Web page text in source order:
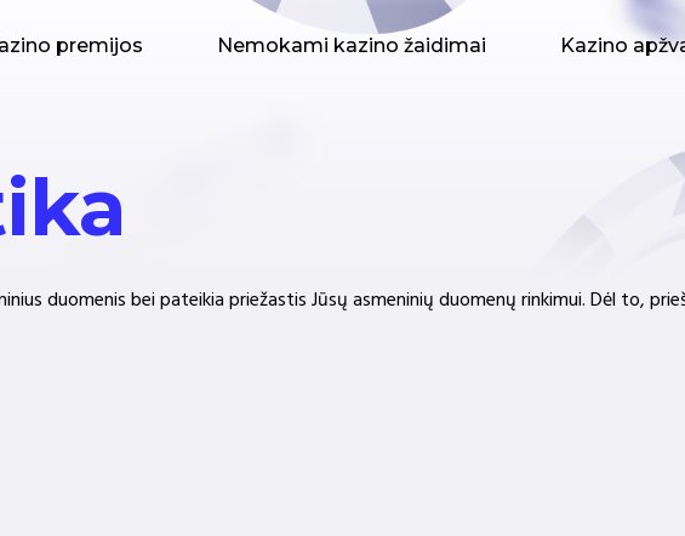
premijos Nemokami kazino žaidimai Kazino
duomenis bei pateikia priežastis Jūsų asmeninių duomenų rinkimui. Dėl to,